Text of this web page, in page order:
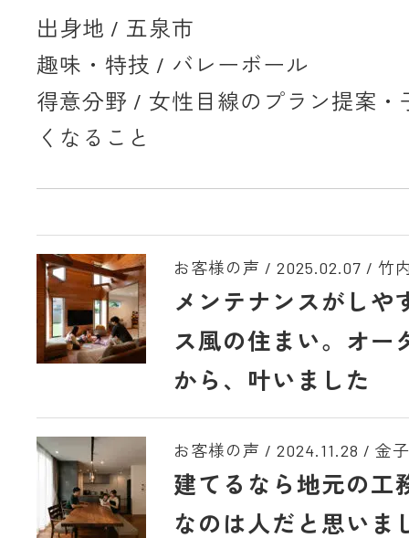
出身地 / 五泉市
趣味・特技 / バレーボール
得意分野 / 女性目線のプラン提案・
くなること
お客様の声 / 2025.02.07 / 竹
メンテナンスがしや
ス風の住まい。オー
から、叶いました
お客様の声 / 2024.11.28 / 金子
建てるなら地元の工
なのは人だと思いま